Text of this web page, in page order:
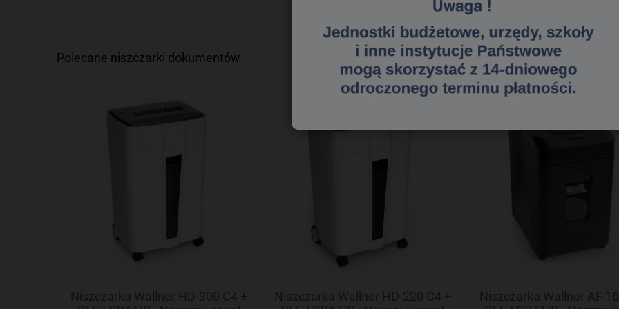
1 2 3
Polecane niszczarki dokumentów
Niszczarka Wallner HD-300 C4 +
Niszczarka Wallner HD-220 C4 +
Niszczarka Wallner AF